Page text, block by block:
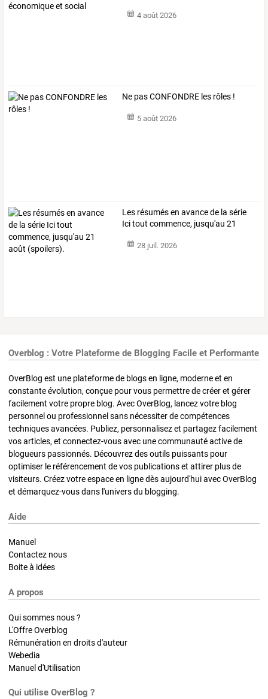
4 août 2026
Ne pas CONFONDRE les rôles !
5 août 2026
Les résumésen avancede la série
Icitout commence, jusqu'au 21
28 juil. 2026
Overblog : Votre Plateforme de Blogging Facile et Performante
OverBlog est une plateforme de blogs en ligne, moderne et en
constante évolution, conçue pour vous permettre de créer et gérer
facilement votre propre blog. Avec OverBlog, lancez votre blog
personnel ou professionnel sans nécessiter de compétences
techniques avancées. Publiez, personnalisez et partagez facilement
vos articles, et connectez-vous avec une communauté active de
blogueurs passionnés. Découvrez des outils puissants pour
optimiser le référencement de vos publications et attirer plus de
visiteurs. Créez votre espace en ligne dès aujourd'hui avec OverBlog
et démarquez-vous dans l'univers du blogging.
Aide
Manuel
Contactez nous
Boite à idées
A propos
Qui sommes nous ?
L'Offre Overblog
Rémunération en droits d'auteur
Webedia
Manuel d'Utilisation
Qui utilise OverBlog ?